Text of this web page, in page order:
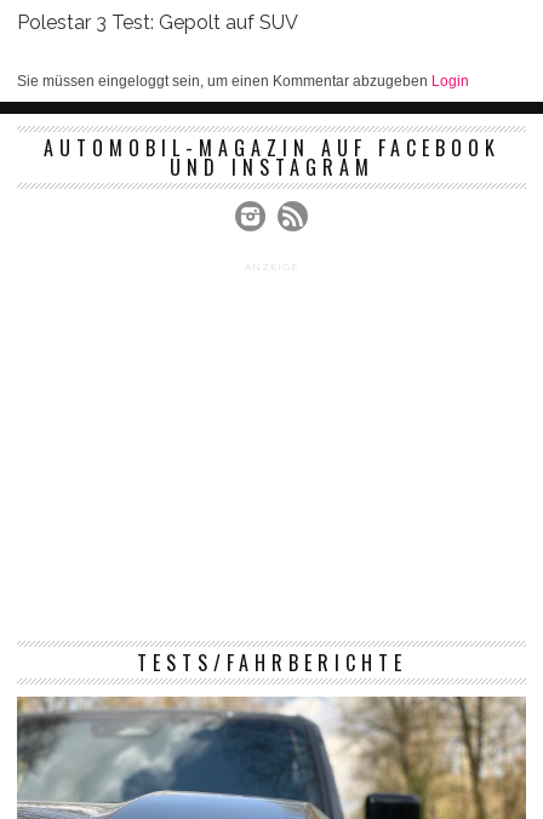
Polestar 3 Test: Gepolt auf SUV
Sie müssen eingeloggt sein, um einen Kommentar abzugeben Login
AUTOMOBIL-MAGAZIN AUF FACEBOOK
UND INSTAGRAM
ANZEIGE
TESTS/FAHRBERICHTE